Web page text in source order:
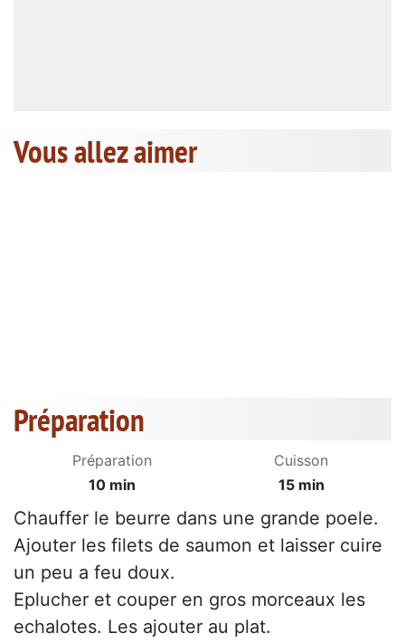
Vous allez aimer
Préparation
Préparation
10 min
Cuisson
15 min
Chauffer le beurre dans une grande poele.
Ajouter les filets de saumon et laisser cuire
un peu a feu doux.
Eplucher et couper en gros morceaux les
echalotes. Les ajouter au plat.